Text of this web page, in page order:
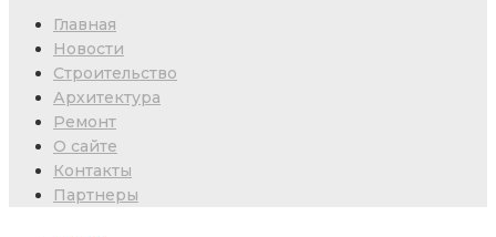
Главная
Новости
Строительство
Архитектура
Ремонт
О сайте
Контакты
Партнеры